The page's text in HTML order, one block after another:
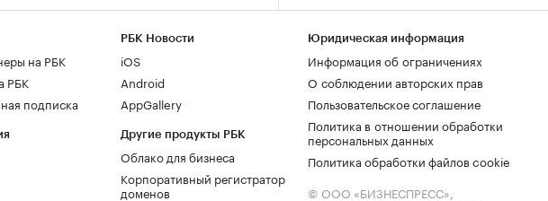
на РБК
РБК
подписка
РБК Новости
iOS
Android
AppGallery
Другие продукты РБК
Облако для бизнеса
Корпоративный регистратор
доменов
Юридическая информация
Информация об ограничениях
О соблюдении авторских прав
Пользовательское соглашение
Политика в отношении обработки
персональных данных
Политика обработки файлов cookie
© ООО «БИЗНЕСПРЕСС»,